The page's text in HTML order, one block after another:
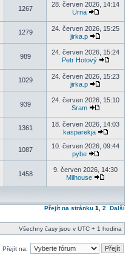
1267
28. červen 2026, 14:14
Urna
1279
24. červen 2026, 15:25
jirka.p
989
24. červen 2026, 15:24
Petr Hotový
1029
24. červen 2026, 15:23
jirka.p
939
24. červen 2026, 15:10
Sram
1361
18. červen 2026, 14:03
kasparekja
1087
10. červen 2026, 09:44
pybe
1458
9. červen 2026, 14:30
Milhouse
Přejít na stránku 1 2 Další
Všechny časy jsou v UTC + 1 hodina
Přejít na: